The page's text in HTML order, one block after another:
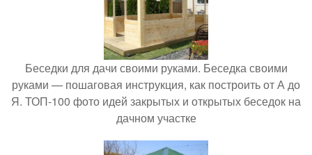
Беседки для дачи своими руками. Беседка своими
руками — пошаговая инструкция, как построить от А до
Я. ТОП-100 фото идей закрытых и открытых беседок на
дачном участке